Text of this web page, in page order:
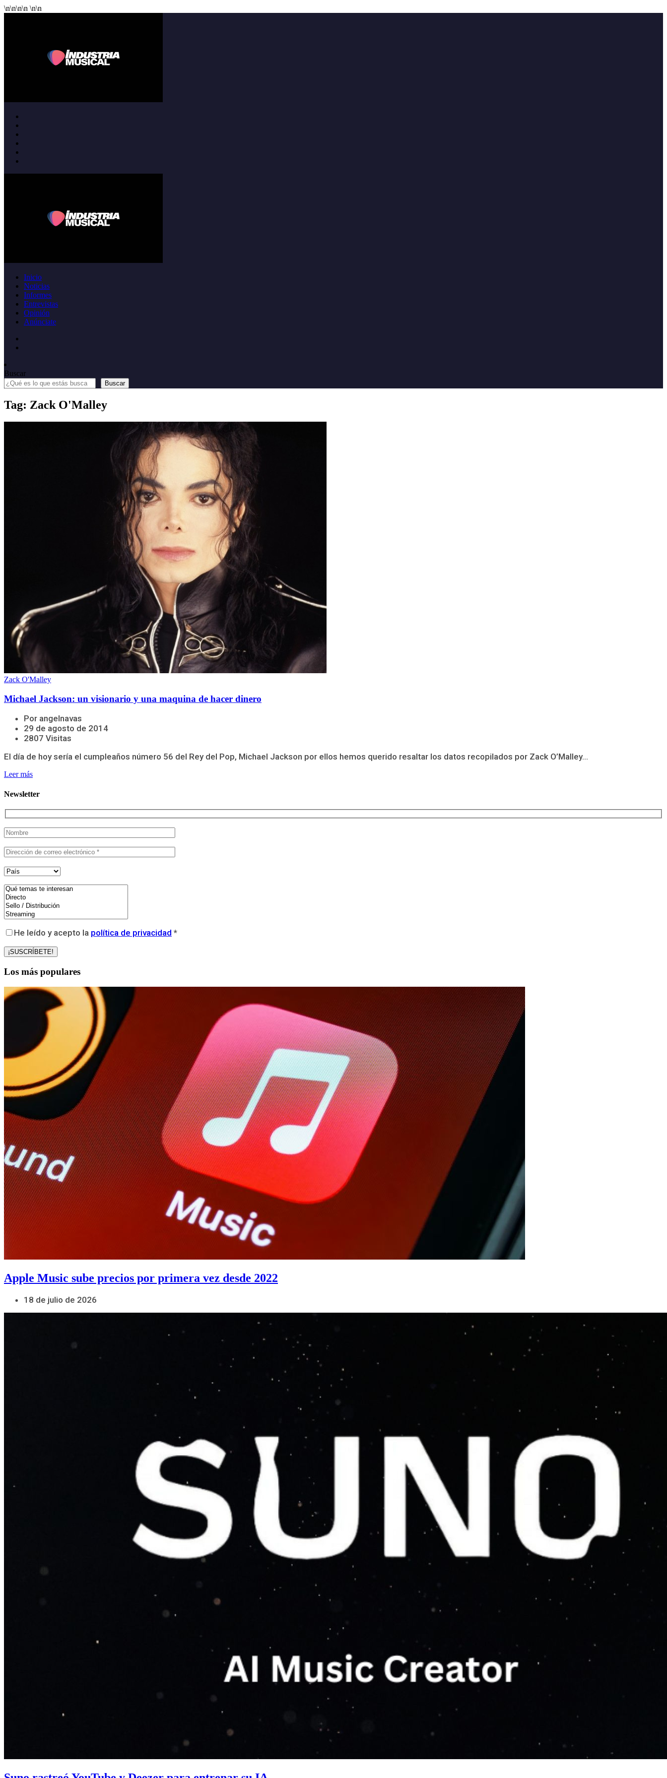
\n\n\n\n \n\n
Inicio
Noticias
Informes
Entrevistas
Opinión
Anúnciate
Buscar
Buscar
Tag: Zack O'Malley
Zack O'Malley
Michael Jackson: un visionario y una maquina de hacer dinero
Por angelnavas
29 de agosto de 2014
2807 Visitas
El día de hoy sería el cumpleaños número 56 del Rey del Pop, Michael Jackson por ellos hemos querido resaltar los datos recopilados por Zack O’Malley...
Leer más
Newsletter
He leído y acepto la política de privacidad *
Los más populares
Apple Music sube precios por primera vez desde 2022
18 de julio de 2026